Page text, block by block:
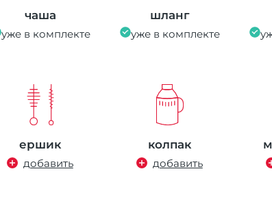
чаша
уже в комплекте
шланг
уже в комплекте
ершик
добавить
колпак
добавить